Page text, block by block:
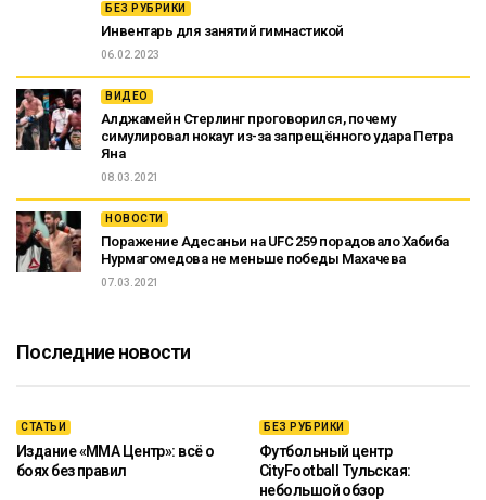
БЕЗ РУБРИКИ
Инвентарь для занятий гимнастикой
06.02.2023
ВИДЕО
Алджамейн Стерлинг проговорился, почему
симулировал нокаут из-за запрещённого удара Петра
Яна
08.03.2021
НОВОСТИ
Поражение Адесаньи на UFC 259 порадовало Хабиба
Нурмагомедова не меньше победы Махачева
07.03.2021
Последние новости
СТАТЬИ
Издание «ММА Центр»: всё о
боях без правил
БЕЗ РУБРИКИ
Футбольный центр
CityFootball Тульская:
небольшой обзор